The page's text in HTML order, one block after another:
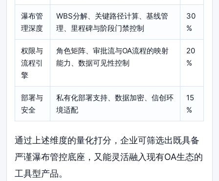
瀑布管
理深度
WBS分解、关键路径计算、基线管
理、里程碑与阶段门禁控制
30
%
权限与
流程引
擎
角色矩阵、审批流与OA流程的映射
能力、数据可见性控制
20
%
部署与
安全
私有化部署支持、数据加密、信创环
境适配
15
%
通过上述维度的量化打分，企业可筛选出既具备
严谨瀑布管控底座，又能灵活融入现有OA生态的
工具型产品。